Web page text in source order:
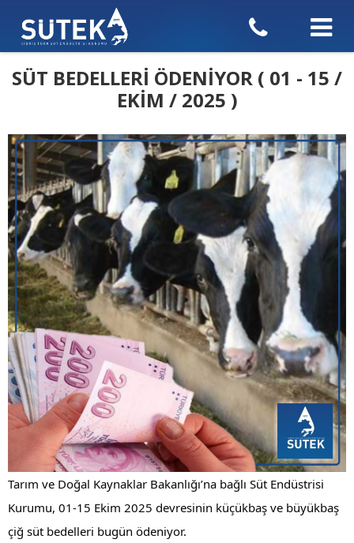
SÜT BEDELLERİ ÖDENİYOR ( 01 - 15 /
EKİM / 2025 )
Tarım ve Doğal Kaynaklar Bakanlığı’na bağlı Süt Endüstrisi
Kurumu, 01-15 Ekim 2025 devresinin küçükbaş ve büyükbaş
çiğ süt bedelleri bugün ödeniyor.